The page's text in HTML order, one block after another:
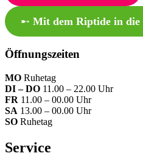
➸ Mit dem Riptide in
Öffnungszeiten
MO Ruhetag
DI – DO 11.00 – 22.00 Uhr
FR 11.00 – 00.00 Uhr
SA 13.00 – 00.00 Uhr
SO Ruhetag
Service